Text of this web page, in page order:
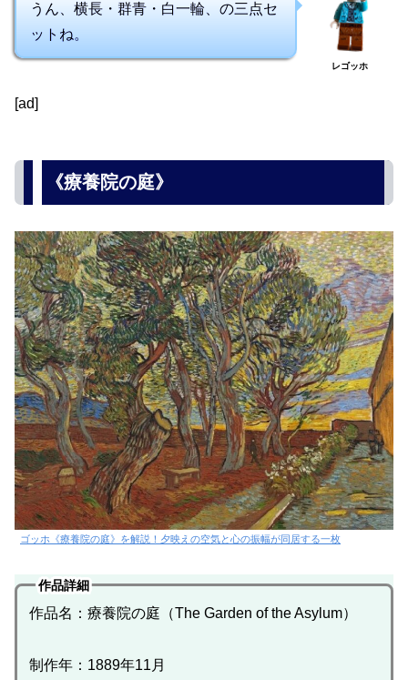
うん、横長・群青・白一輪、の三点セ
ットね。
レゴッホ
[ad]
《療養院の庭》
ゴッホ《療養院の庭》を解説！夕映えの空気と心の振幅が同居する一枚
作品詳細
作品名：療養院の庭（The Garden of the Asylum）
制作年：1889年11月